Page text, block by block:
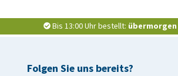
Bis 13:00 Uhr bestellt: übermorgen
Folgen Sie uns bereits?